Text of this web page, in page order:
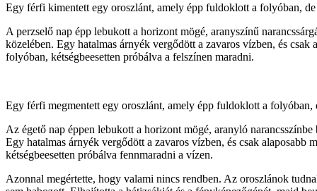
Egy férfi kimentett egy oroszlánt, amely épp fuldoklott a folyóban,
A perzselő nap épp lebukott a horizont mögé, aranyszínű
közelében. Egy hatalmas árnyék vergődött a zavaros vízben, és
folyóban, kétségbeesetten próbálva a felszínen maradni.
Egy férfi megmentett egy oroszlánt, amely épp fuldoklott a
Az égető nap éppen lebukott a horizont mögé, aranyló
Egy hatalmas árnyék vergődött a zavaros vízben, és csak
kétségbeesetten próbálva fennmaradni a vízen.
Azonnal megértette, hogy valami nincs rendben. Az oroszlánok